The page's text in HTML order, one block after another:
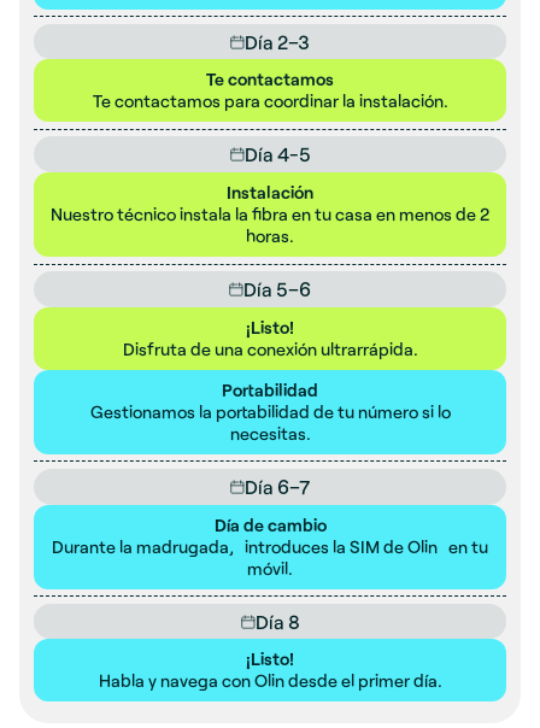
Día 2–3
Te contactamos
Te contactamos para coordinar la instalación.
Día 4-5
Instalación
Nuestro técnico instala la fibra en tu casa en menos de 2
horas.
Día 5–6
¡Listo!
Disfruta de una conexión ultrarrápida.
Portabilidad
Gestionamos la portabilidad de tu número si lo
necesitas.
Día 6–7
Día de cambio
Durante la madrugada, introduces la SIM de Olin en tu
móvil.
Día 8
¡Listo!
Habla y navega con Olin desde el primer día.